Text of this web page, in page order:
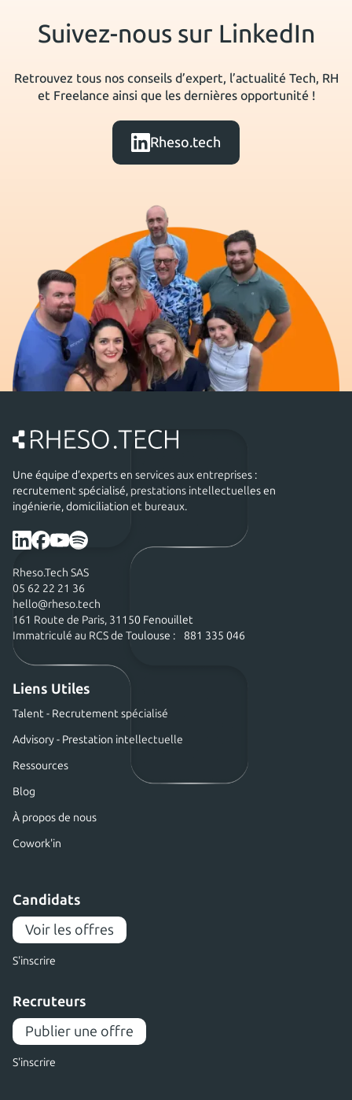
Suivez-nous sur LinkedIn
Retrouvez tous nos conseils d’expert, l’actualité Tech, RH
et Freelance ainsi que les dernières opportunité !
Rheso.tech
Une équipe d’experts en services aux entreprises :
recrutement spécialisé, prestations intellectuelles en
ingénierie, domiciliation et bureaux.
Rheso.Tech SAS
05 62 22 21 36
hello@rheso.tech
161 Route de Paris, 31150 Fenouillet
Immatriculé au RCS de Toulouse : 881 335 046
Liens Utiles
Talent - Recrutement spécialisé
Advisory - Prestation intellectuelle
Ressources
Blog
À propos de nous
Cowork'in
Candidats
Voir les offres
S'inscrire
Recruteurs
Publier une offre
S'inscrire